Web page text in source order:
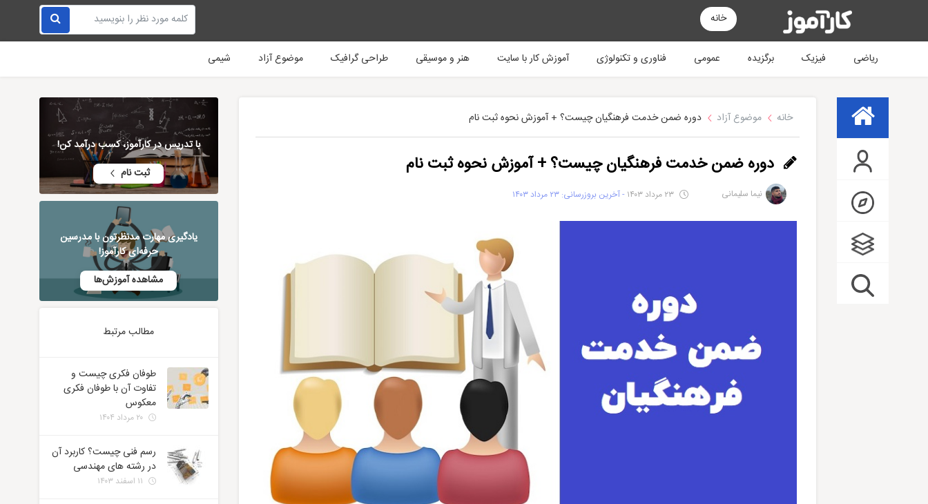
خانه
ریاضی فیزیک برگزیده عمومی فناوری و تکنولوژی آموزش کار با سایت هنر و موسیقی طراحی گرافیک موضوع آزاد شیمی
خانه موضوع آزاد دوره ضمن خدمت فرهنگیان چیست؟ + آموزش نحوه ثبت نام
دوره ضمن خدمت فرهنگیان چیست؟ + آموزش نحوه ثبت نام
نیما سلیمانی - آخرین بروزرسانی: ۲۳ مرداد ۱۴۰۳
با تدریس در کارآموز، کسب درآمد کن!
ثبت نام
یادگیری مهارت مدنظرتون با مدرسین
حرفه‌ای کارآموز!
مشاهده آموزش‌ها
مطالب مرتبط
طوفان فکری چیست و
تفاوت آن با طوفان فکری
معکوس
۲۰ مرداد ۱۴۰۴
رسم فنی چیست؟ کاربرد آن
در رشته های مهندسی